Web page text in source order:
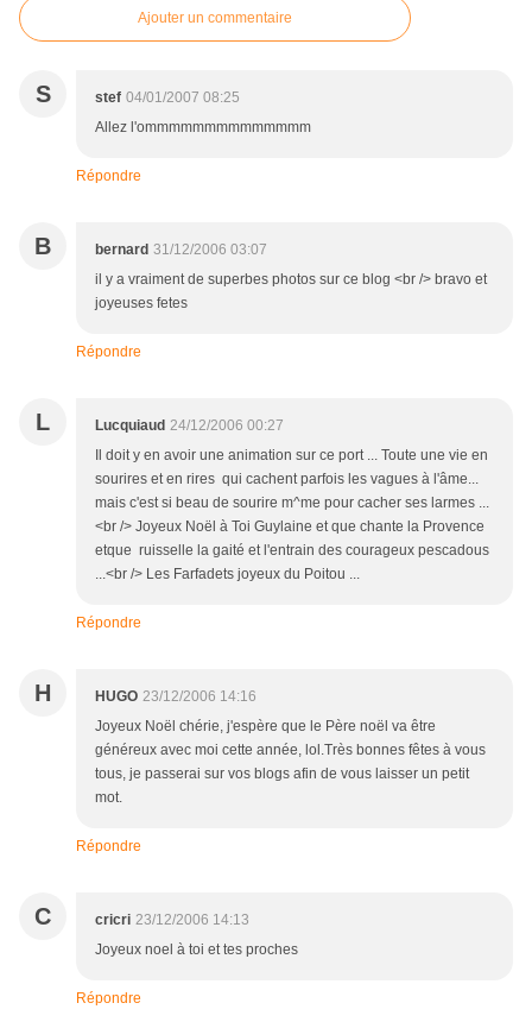
Ajouter un commentaire
S stef 04/01/2007 08:25
Allez l'ommmmmmmmmmmmmm
Répondre
B bernard 31/12/2006 03:07
il y a vraiment de superbes photos sur ce blog <br /> bravo et
joyeuses fetes
Répondre
L Lucquiaud 24/12/2006 00:27
Il doit y en avoir une animation sur ce port ... Toute une vie en
sourires et en rires qui cachent parfois les vagues à l'âme...
mais c'est si beau de sourire m^me pour cacher ses larmes ...
<br /> Joyeux Noël à Toi Guylaine et que chante la Provence
etque ruisselle la gaité et l'entrain des courageux pescadous
...<br /> Les Farfadets joyeux du Poitou ...
Répondre
H HUGO 23/12/2006 14:16
Joyeux Noël chérie, j'espère que le Père noël va être
généreux avec moi cette année, lol.Très bonnes fêtes à vous
tous, je passerai sur vos blogs afin de vous laisser un petit
mot.
Répondre
C cricri 23/12/2006 14:13
Joyeux noel à toi et tes proches
Répondre